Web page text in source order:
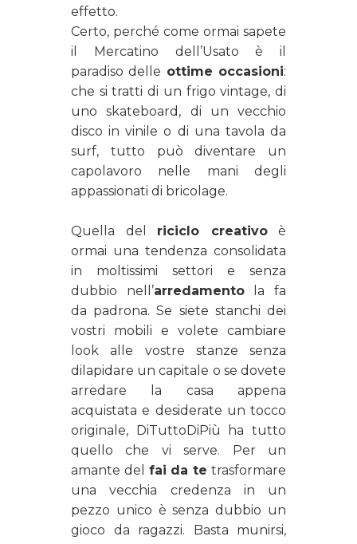
effetto.
Certo, perché come ormai sapete
il Mercatino dell’Usato è il
paradiso delle ottime occasioni:
che si tratti di un frigo vintage, di
uno skateboard, di un vecchio
disco in vinile o di una tavola da
surf, tutto può diventare un
capolavoro nelle mani degli
appassionati di bricolage.
Quella del riciclo creativoè
ormai una tendenza consolidata
in moltissimi settori e senza
dubbio nell’arredamentola fa
da padrona. Se siete stanchi dei
vostri mobili e volete cambiare
look alle vostre stanze senza
dilapidare un capitale o se dovete
arredare la casa appena
acquistata e desiderate un tocco
originale, DiTuttoDiPiù ha tutto
quello che vi serve. Per un
amante del fai da te trasformare
una vecchia credenza in un
pezzo unico è senza dubbio un
gioco da ragazzi. Basta munirsi,